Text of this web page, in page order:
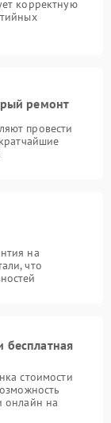
корректную
ремонт
провести
на
что
бесплатная
стоимости
онлайн на